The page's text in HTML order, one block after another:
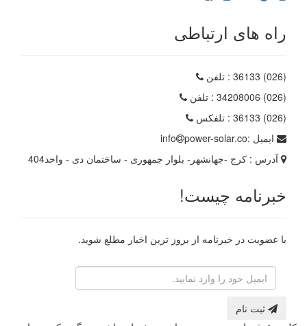
راه های ارتباطی
(026) 36133
: تلفن
(026) 34208006
: تلفن
(026) 36133
: تلفکس
ایمیل :
info
power-solar.co
آدرس : کرج -جهانشهر- بلوار جمهوری - ساختمان دی - واحد404
خبرنامه چیست!
با عضویت در خبرنامه از بروز ترین اخبار مطلع شوید.
ثبت نام